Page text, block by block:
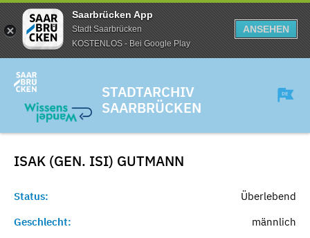
Saarbrücken App
Stadt Saarbrücken
KOSTENLOS - Bei Google Play
ANSEHEN
STADTARCHIV
SAARBRÜCKEN
ISAK (GEN. ISI) GUTMANN
Status:
Überlebend
Geschlecht:
männlich